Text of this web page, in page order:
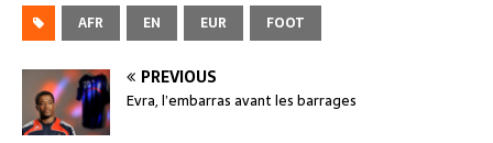
AFR EN EUR FOOT
PREVIOUS
Evra, l’embarras avant les barrages